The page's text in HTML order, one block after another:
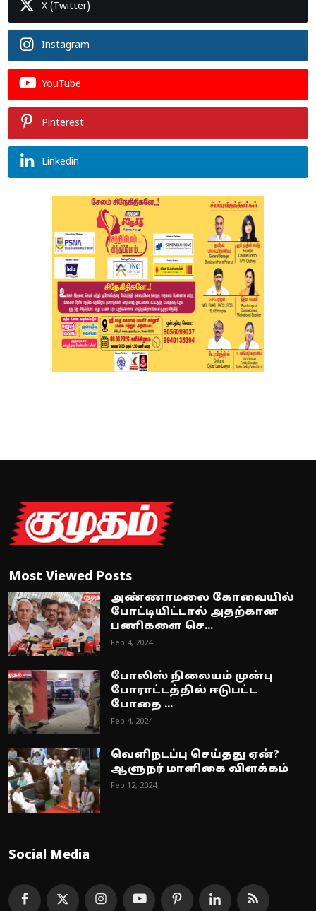
X (Twitter)
Instagram
YouTube
Pinterest
Linkedin
Most Viewed Posts
அண்ணாமலை கோவையில்
போட்டியிட்டால் அதற்கான
பணிகளை செ...
Feb 4, 2024
போலிஸ் நிலையம் முன்பு
போராட்டத்தில் ஈடுபட்ட
போதை ...
Feb 4, 2024
வெளிநடப்பு செய்தது ஏன்?
ஆளுநர் மாளிகை விளக்கம்
Feb 12, 2024
Social Media